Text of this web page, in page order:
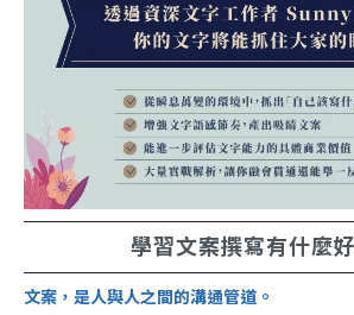
學習文案撰寫有什麼
文案，是人與人之間的溝通管道。